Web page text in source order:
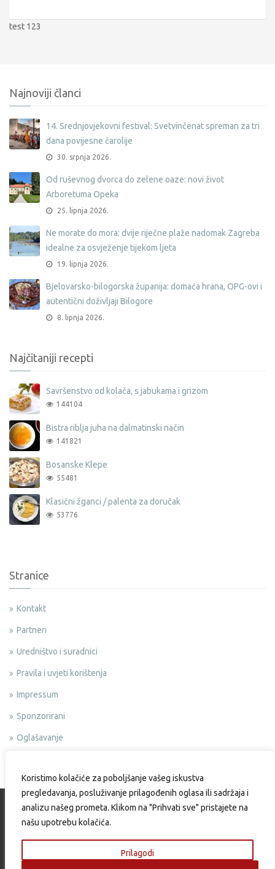
Koristimo kolačiće za poboljšanje vašeg iskustva
pregledavanja, posluživanje prilagođenih oglasa ili sadržaja i
analizu našeg prometa. Klikom na "Prihvati sve" pristajete na
našu upotrebu kolačića.
Prilagodi
test 123
Najnoviji članci
14. Srednjovjekovni festival: Svetvinčenat spreman za tri
dana povijesne čarolije
30. srpnja 2026.
Od ruševnog dvorca do zelene oaze: novi život
Arboretuma Opeka
25. lipnja 2026.
Ne morate do mora: dvije riječne plaže nadomak Zagreba
idealne za osvježenje tijekom ljeta
19. lipnja 2026.
Bjelovarsko-bilogorska županija: domaća hrana, OPG-ovi i
autentični doživljaji Bilogore
8. lipnja 2026.
Najčitaniji recepti
Savršenstvo od kolača, s jabukama i grizom
144104
Bistra riblja juha na dalmatinski način
141821
Bosanske Klepe
55481
Klasični žganci / palenta za doručak
53776
Stranice
Kontakt
Partneri
Uredništvo i suradnici
Pravila i uvjeti korištenja
Impressum
Sponzorirani
Oglašavanje
Copyright © 2015 Okusi.eu | Web design & Development by: